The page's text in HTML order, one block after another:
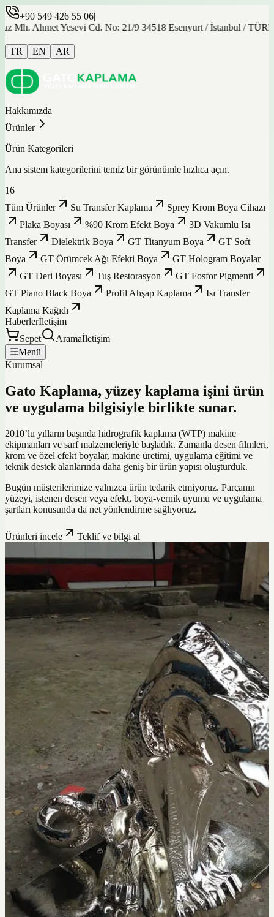
+90 549 426 55 06|
Mh. Ahmet Yesevi Cd. No: 21/9 34518 Esenyurt / İstanbul /
|
TR
EN AR
Hakkımızda
Ürünler
Ürün Kategorileri
Ana sistem kategorilerini temiz bir görünümle hızlıca açın.
16
Tüm Ürünler
Su Transfer Kaplama
Sprey Krom Boya Cihazı
Plaka Boyası
%90 Krom Efekt Boya
3D Vakumlu Isı
Transfer
Dielektrik Boya GT Titanyum Boya
GT Soft
Boya
GT Örümcek Ağı Efekti Boya
GT Hologram Boyalar
GT Deri Boyası
Tuş Restorasyon
GT Fosfor Pigmenti
GT Piano Black Boya
Profil Ahşap Kaplama
Isı Transfer
Kaplama Kağıdı
Haberlerİletişim
Sepet
Aramaİletişim
☰Menü
Kurumsal
Gato Kaplama, yüzey kaplama işini ürün
ve uygulama bilgisiyle birlikte sunar.
2010’lu yılların başında hidrografik kaplama (WTP) makine
ekipmanları ve sarf malzemeleriyle başladık. Zamanla desen filmleri,
krom ve özel efekt boyalar, makine üretimi, uygulama eğitimi ve
teknik destek alanlarında daha geniş bir ürün yapısı oluşturduk.
Bugün müşterilerimize yalnızca ürün tedarik etmiyoruz. Parçanın
yüzeyi, istenen desen veya efekt, boya-vernik uyumu ve uygulama
şartları konusunda da net yönlendirme sağlıyoruz.
Ürünleri incele Teklif ve bilgi al